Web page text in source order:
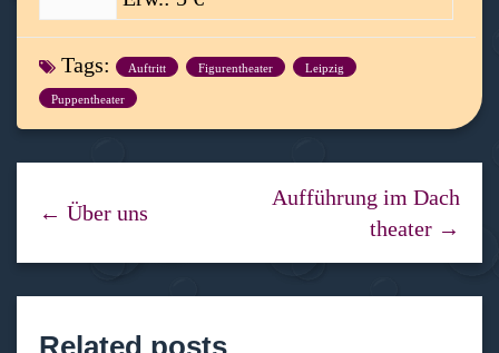
Tags: Auftritt Figurentheater Leipzig
Puppentheater
← Über uns
Aufführung im Dach
theater →